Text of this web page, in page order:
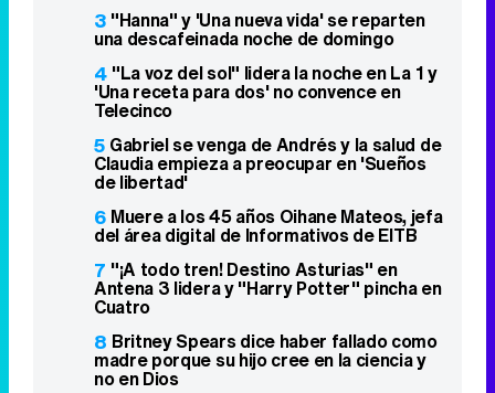
3 "Hanna" y 'Una nueva vida' se reparten
una descafeinada noche de domingo
4 "La voz del sol" lidera la noche en La 1 y
'Una receta para dos' no convence en
Telecinco
5 Gabriel se venga de Andrés y la salud de
Claudia empieza a preocupar en 'Sueños
de libertad'
6 Muere a los 45 años Oihane Mateos, jefa
del área digital de Informativos de EITB
7 "¡A todo tren! Destino Asturias" en
Antena 3 lidera y "Harry Potter" pincha en
Cuatro
8 Britney Spears dice haber fallado como
madre porque su hijo cree en la ciencia y
no en Dios